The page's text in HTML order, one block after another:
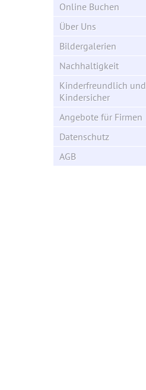
Online Buchen
Über Uns
Bildergalerien
Nachhaltigkeit
Kinderfreundlich und
Kindersicher
Angebote für Firmen
Datenschutz
AGB